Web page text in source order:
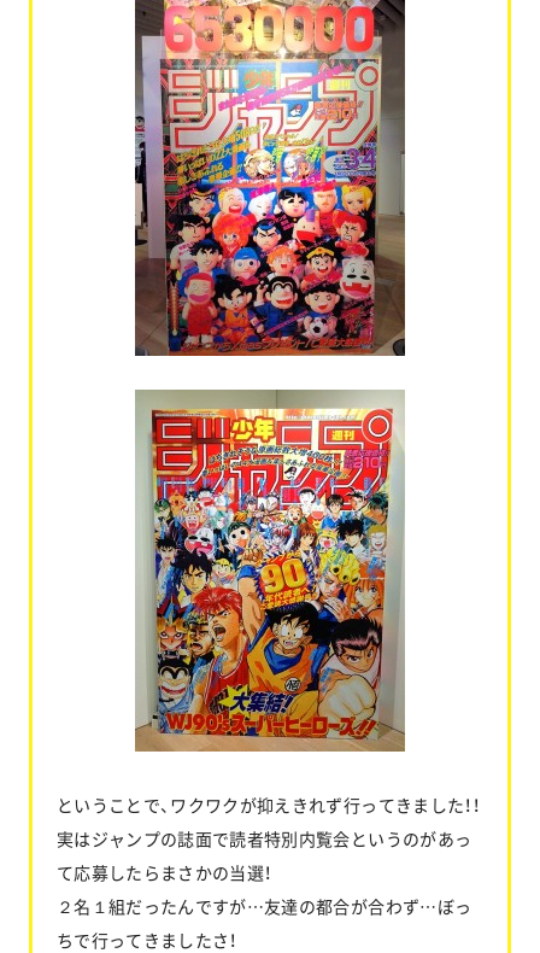
ということで、ワクワクが抑えきれず行ってきました！！
実はジャンプの誌面で読者特別内覧会というのがあっ
て応募したらまさかの当選！
２名１組だったんですが…友達の都合が合わず…ぼっ
ちで行ってきましたさ！